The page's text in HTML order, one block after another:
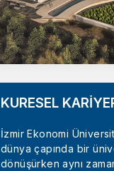
KÜRESEL
İzmir Ekonomi
dünya çapında bir
dönüşürken aynı